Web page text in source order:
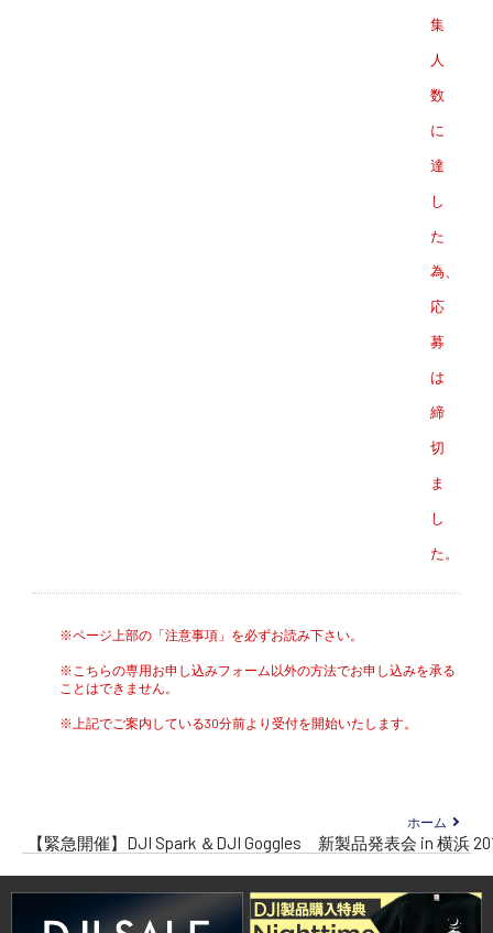
集
人
数
に
達
し
た
為、
応
募
は
締
切
ま
し
た。
※ページ上部の「注意事項」を必ずお読み下さい。
※こちらの専用お申し込みフォーム以外の方法でお申し込みを承る
ことはできません。
※上記でご案内している30分前より受付を開始いたします。
ホーム
【緊急開催】DJI Spark ＆DJI Goggles 新製品発表会 in 横浜